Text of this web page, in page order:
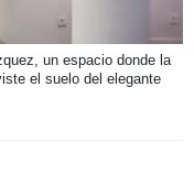
un espacio donde la
el suelo del elegante